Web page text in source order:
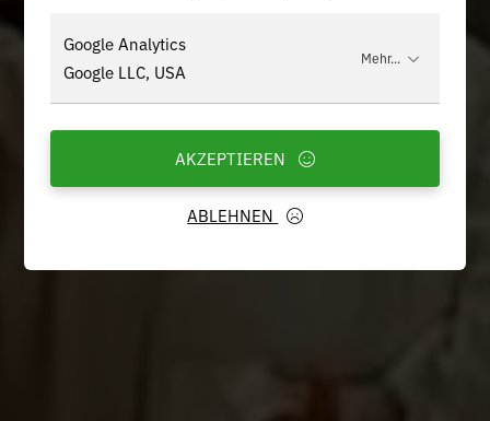
Google Analytics
Google LLC, USA
Mehr...
ABLEHNEN
AKZEPTIEREN